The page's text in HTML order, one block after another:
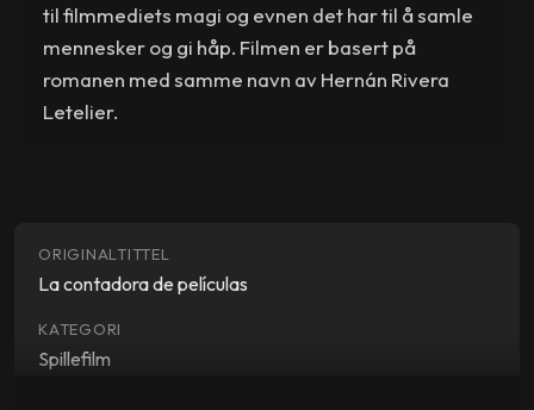
til filmmediets magi og evnen det har til å samle
mennesker og gi håp. Filmen er basert på
romanen med samme navn av Hernán Rivera
Letelier.
ORIGINALTITTEL
La contadora de películas
KATEGORI
Spillefilm